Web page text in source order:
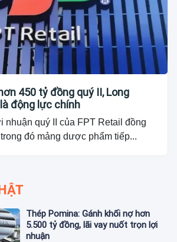
450 tỷ đồng quý II, Long
động lực chính
nhuận quý II của FPT Retail đồng
đó mảng dược phẩm tiếp...
Thép Pomina: Gánh khối nợ hơn
5.500 tỷ đồng, lãi vay nuốt trọn lợi
nhuận